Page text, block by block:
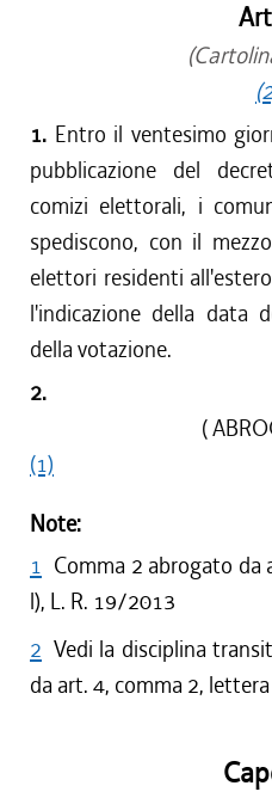
1. Entro il ventesimo
pubblicazione del
comizi elettorali, i
spediscono, con il
elettori residenti
l'indicazione della data
della votazione.
2.
(
(1)
Note:
1 Comma 2 abrogato da
l), L. R. 19/2013
2 Vedi la disciplina
da art. 4, comma 2,